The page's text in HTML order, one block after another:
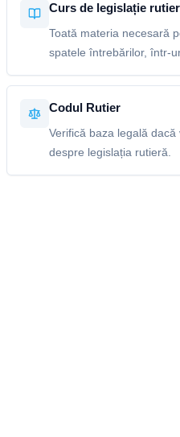
Curs de legislație
Toată materia necesară
spatele întrebărilor, într-
Codul Rutier
Verifică baza legală
despre legislația rutieră.